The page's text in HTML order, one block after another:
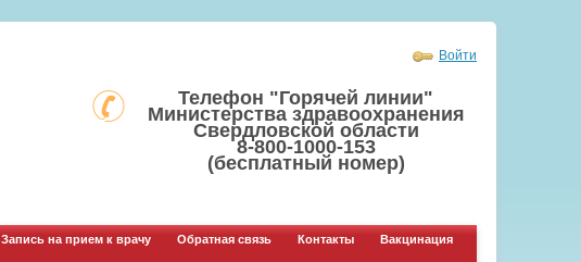
Войти
Телефон "Горячей линии"
Министерства здравоохранения
Свердловской области
8-800-1000-153
(бесплатный номер)
Запись на прием к врачу Обратная связь Контакты Вакцинация